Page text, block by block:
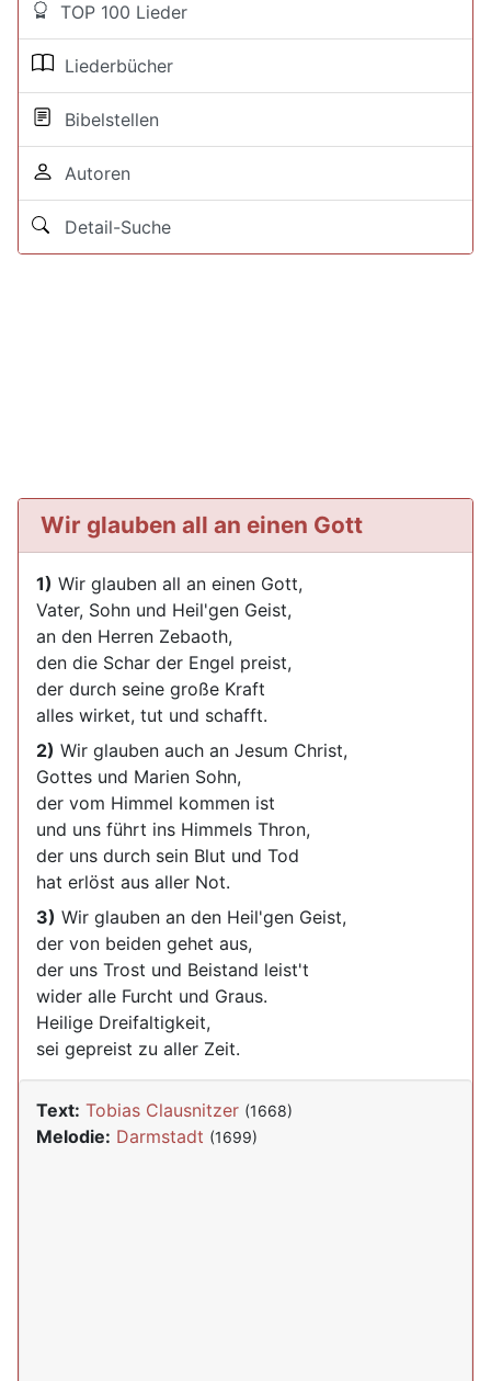
TOP 100 Lieder
Liederbücher
Bibelstellen
Autoren
Detail-Suche
Wir glauben all an einen Gott
1) Wir glauben all an einen Gott,
Vater, Sohn und Heil'gen Geist,
an den Herren Zebaoth,
den die Schar der Engel preist,
der durch seine große Kraft
alles wirket, tut und schafft.
2) Wir glauben auch an Jesum Christ,
Gottes und Marien Sohn,
der vom Himmel kommen ist
und uns führt ins Himmels Thron,
der uns durch sein Blut und Tod
hat erlöst aus aller Not.
3) Wir glauben an den Heil'gen Geist,
der von beiden gehet aus,
der uns Trost und Beistand leist't
wider alle Furcht und Graus.
Heilige Dreifaltigkeit,
sei gepreist zu aller Zeit.
Text: Tobias Clausnitzer (1668)
Melodie: Darmstadt (1699)